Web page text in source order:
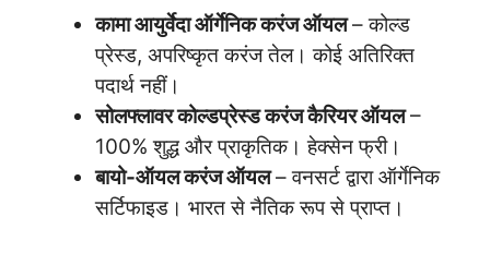
कामा आयुर्वेदा ऑर्गेनिक करंज ऑयल– कोल्ड
प्रेस्ड, अपरिष्कृत करंज तेल। कोई अतिरिक्त
पदार्थ नहीं।
सोलफ्लावर कोल्डप्रेस्ड करंज कैरियर ऑयल–
100% शुद्ध और प्राकृतिक। हेक्सेन फ्री।
बायो-ऑयल करंज ऑयल– वनसर्ट द्वारा ऑर्गेनिक
सर्टिफाइड। भारत से नैतिक रूप से प्राप्त।